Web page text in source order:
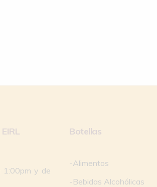
1:00pm y de
Botellas
-Alimentos
-Bebidas Alcohólicas